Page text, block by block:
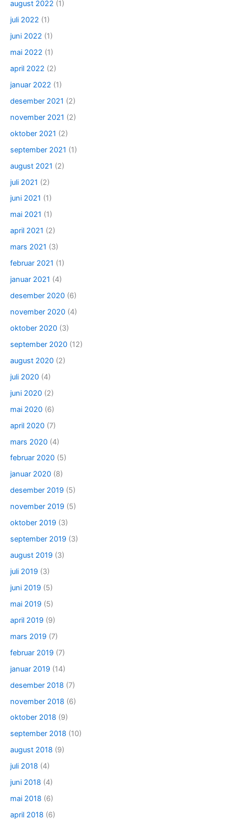
august 2022 (1)
juli 2022 (1)
juni 2022 (1)
mai 2022 (1)
april 2022 (2)
januar 2022 (1)
desember 2021 (2)
november 2021 (2)
oktober 2021 (2)
september 2021 (1)
august 2021 (2)
juli 2021 (2)
juni 2021 (1)
mai 2021 (1)
april 2021 (2)
mars 2021 (3)
februar 2021 (1)
januar 2021 (4)
desember 2020 (6)
november 2020 (4)
oktober 2020 (3)
september 2020 (12)
august 2020 (2)
juli 2020 (4)
juni 2020 (2)
mai 2020 (6)
april 2020 (7)
mars 2020 (4)
februar 2020 (5)
januar 2020 (8)
desember 2019 (5)
november 2019 (5)
oktober 2019 (3)
september 2019 (3)
august 2019 (3)
juli 2019 (3)
juni 2019 (5)
mai 2019 (5)
april 2019 (9)
mars 2019 (7)
februar 2019 (7)
januar 2019 (14)
desember 2018 (7)
november 2018 (6)
oktober 2018 (9)
september 2018 (10)
august 2018 (9)
juli 2018 (4)
juni 2018 (4)
mai 2018 (6)
april 2018 (6)